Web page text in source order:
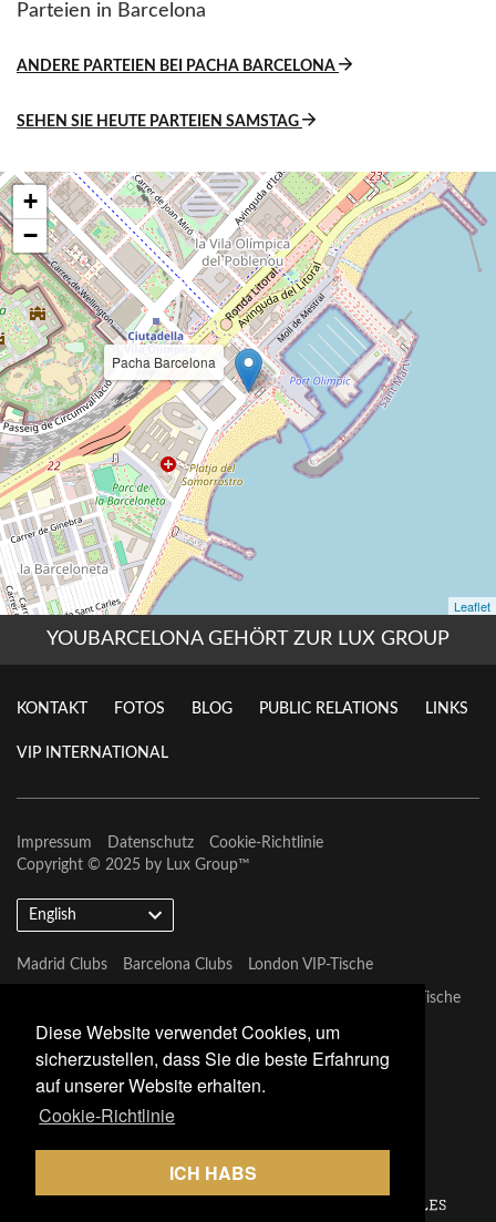
Diese Website verwendet Cookies, um
sicherzustellen, dass Sie die beste Erfahrung
auf unserer Website erhalten.
Cookie-Richtlinie
ICH HABS
Parteien in Barcelona
ANDERE PARTEIEN BEI PACHA BARCELONA
SEHEN SIE HEUTE PARTEIEN SAMSTAG
YOUBARCELONA GEHÖRT ZUR LUX GROUP
KONTAKT FOTOS BLOG PUBLIC RELATIONS LINKS
VIP INTERNATIONAL
Impressum Datenschutz
Cookie-Richtlinie
Copyright © 2025 by Lux Group™
English
Madrid Clubs Barcelona Clubs London VIP-Tische
Las Vegas VIP-Tische
Miami Vip Clubs